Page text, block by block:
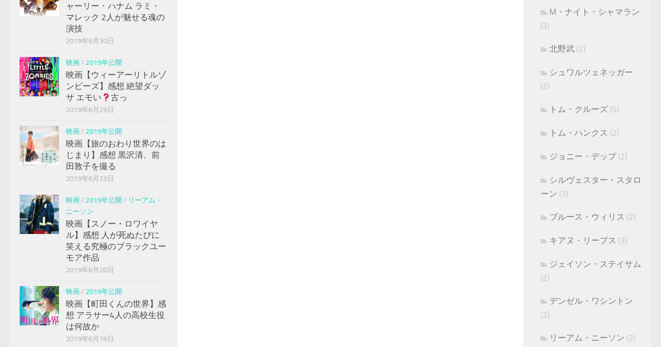
ャーリー・ハナム ラミ・
マレック 2人が魅せる魂の
演技
2019年6月30日
映画/ 2019年公開
映画【ウィーアーリトルゾ
ンビーズ】感想 絶望ダッ
サ エモい
古っ
2019年6月29日
映画/ 2019年公開
映画【旅のおわり世界のは
じまり】感想 黒沢清、前
田敦子を撮る
2019年6月23日
映画/ 2019年公開 / リーアム・
ニーソン
映画【スノー・ロワイヤ
ル】感想 人が死ぬたびに
笑える究極のブラックユー
モア作品
2019年6月20日
映画/ 2019年公開
映画【町田くんの世界】感
想 アラサー4人の高校生役
は何故か
2019年6月16日
M・ナイト・シャマラン
(3)
北野武 (2)
シュワルツェネッガー
(2)
トム・クルーズ (5)
トム・ハンクス (2)
ジョニー・デップ(2)
シルヴェスター・スタロ
ーン (3)
ブルース・ウィリス (2)
キアヌ・リーブス (3)
ジェイソン・ステイサム
(2)
デンゼル・ワシントン
(2)
リーアム・ニーソン (2)